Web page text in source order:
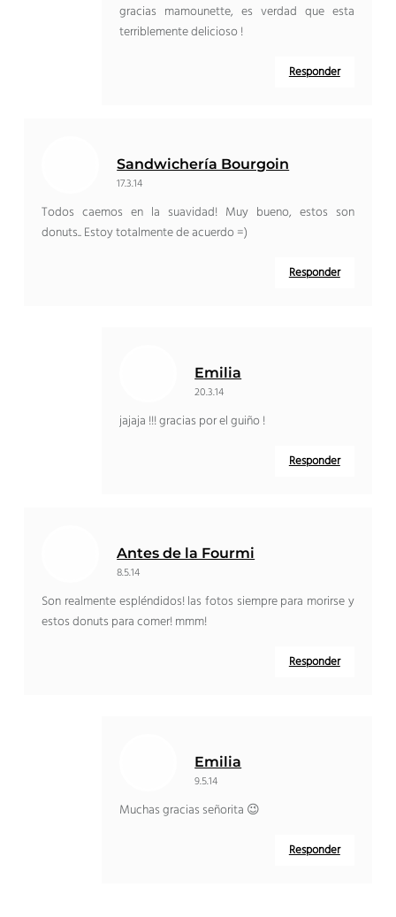
gracias mamounette, es verdad que esta
terriblemente delicioso !
Responder
Sandwichería Bourgoin
17.3.14
Todos caemos en la suavidad! Muy bueno, estos son
donuts.. Estoy totalmente de acuerdo =)
Responder
Emilia
20.3.14
jajaja !!! gracias por el guiño !
Responder
Antes de la Fourmi
8.5.14
Son realmente espléndidos! las fotos siempre para morirse y
estos donuts para comer! mmm!
Responder
Emilia
9.5.14
Muchas gracias señorita 😉
Responder